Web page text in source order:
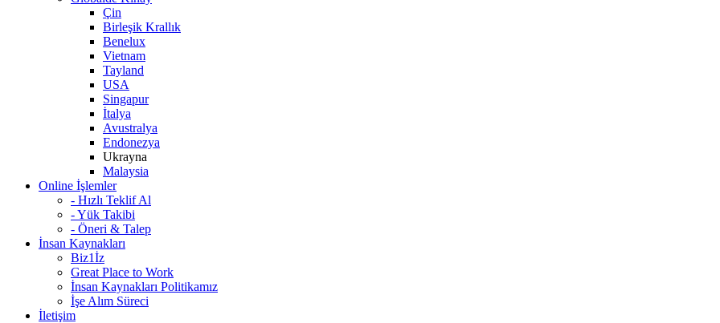
Çin
Birleşik Krallık
Benelux
Vietnam
Tayland
USA
Singapur
İtalya
Avustralya
Endonezya
Ukrayna
Malaysia
Online İşlemler
- Hızlı Teklif Al
- Yük Takibi
- Öneri & Talep
İnsan Kaynakları
Biz1İz
Great Place to Work
İnsan Kaynakları Politikamız
İşe Alım Süreci
İletişim